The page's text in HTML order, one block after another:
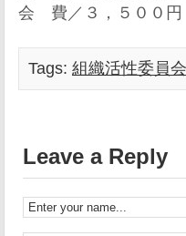
会 費／３，５００円
Tags: 組織活性委員会
Leave a Reply